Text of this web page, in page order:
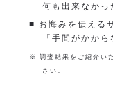
何も出来なかっ
■ お悔みを伝える
「手間がかか
※ 調査結果をご紹介い
さい。